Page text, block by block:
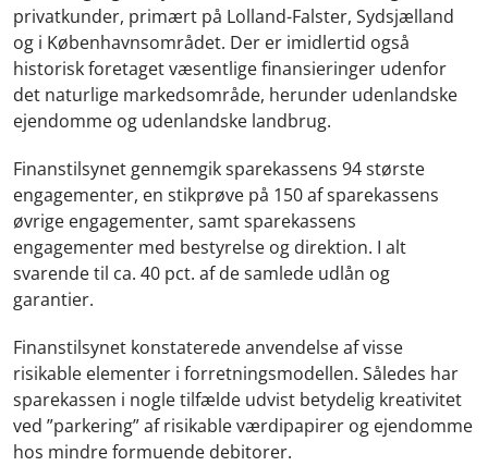
privatkunder, primært på Lolland-Falster, Sydsjælland
og i Københavnsområdet. Der er imidlertid også
historisk foretaget væsentlige finansieringer udenfor
det naturlige markedsområde, herunder udenlandske
ejendomme og udenlandske landbrug.
Finanstilsynet gennemgik sparekassens 94 største
engagementer, en stikprøve på 150 af sparekassens
øvrige engagementer, samt sparekassens
engagementer med bestyrelse og direktion. I alt
svarende til ca. 40 pct. af de samlede udlån og
garantier.
Finanstilsynet konstaterede anvendelse af visse
risikable elementer i forretningsmodellen. Således har
sparekassen i nogle tilfælde udvist betydelig kreativitet
ved ”parkering” af risikable værdipapirer og ejendomme
hos mindre formuende debitorer.